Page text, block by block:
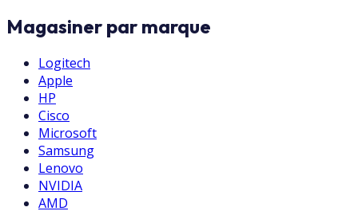
Magasiner par marque
Logitech
Apple
HP
Cisco
Microsoft
Samsung
Lenovo
NVIDIA
AMD